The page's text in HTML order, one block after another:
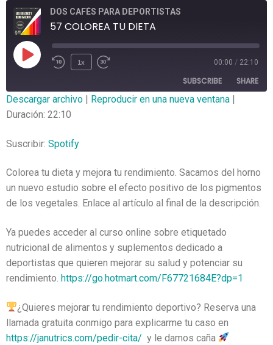
DOS CAFÉS PARA DEPORTISTAS
57 COLOREA TU DIETA
1x 00:00 / 22:10
SUBSCRIBE SHARE
Spotify
RSS FEED
SHARE
LINK
EMBED
Descargar archivo | Reproducir en una nueva ventana |
Duración: 22:10
Suscribir: Spotify
Colorea tu dieta y mejora tu rendimiento. Sacamos del horno
un nuevo estudio sobre el efecto positivo de los pigmentos
de los vegetales. Enlace al artículo al final de la descripción.
Ya puedes acceder al curso online sobre etiquetado
nutricional de alimentos y suplementos dedicado a
deportistas que quieren mejorar su salud y potenciar su
rendimiento. https://go.hotmart.com/F67721684E?dp=1
¿Quieres mejorar tu rendimiento deportivo? Reserva una
llamada gratuita conmigo para explicarme tu caso en
https://janutrics.com/pedir-cita/ y le damos caña